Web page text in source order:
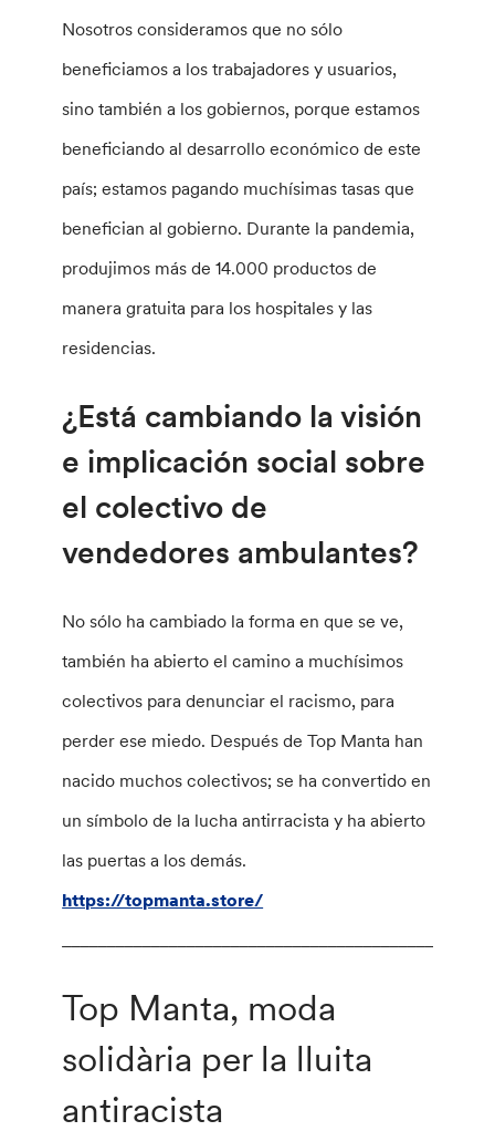
Nosotros consideramos que no sólo
beneficiamos a los trabajadores y usuarios,
sino también a los gobiernos, porque estamos
beneficiando al desarrollo económico de este
país; estamos pagando muchísimas tasas que
benefician al gobierno. Durante la pandemia,
produjimos más de 14.000 productos de
manera gratuita para los hospitales y las
residencias.
¿Está cambiando la visión
e implicación social sobre
el colectivo de
vendedores ambulantes?
No sólo ha cambiado la forma en que se ve,
también ha abierto el camino a muchísimos
colectivos para denunciar el racismo, para
perder ese miedo. Después de Top Manta han
nacido muchos colectivos; se ha convertido en
un símbolo de la lucha antirracista y ha abierto
las puertas a los demás.
https://topmanta.store/
Top Manta, moda
solidària per la lluita
antiracista